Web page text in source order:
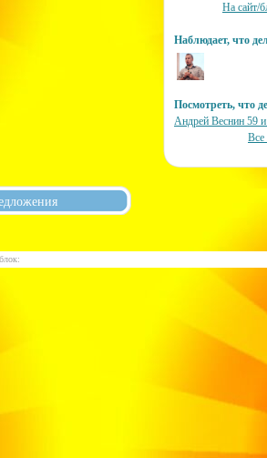
На сайт/
Наблюдает, что
Посмотреть, что
Андрей Веснин 59 и
Все